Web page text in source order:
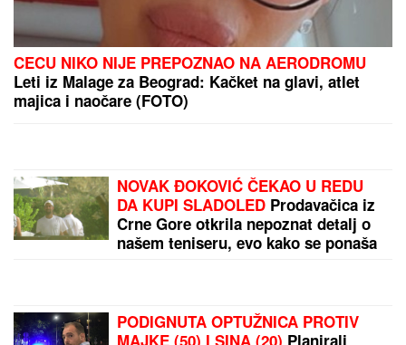
nego što je zavladao jezivi muk